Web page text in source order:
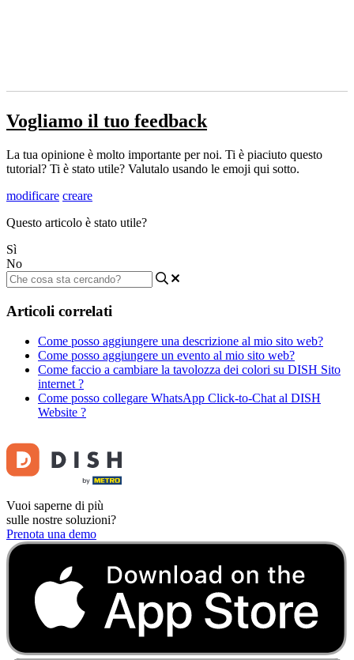
Vogliamo il tuo feedback
La tua opinione è molto importante per noi. Ti è piaciuto questo
tutorial? Ti è stato utile? Valutalo usando le emoji qui sotto.
modificare creare
Questo articolo è stato utile?
Sì
No
Articoli correlati
Come posso aggiungere una descrizione al mio sito web?
Come posso aggiungere un evento al mio sito web?
Come faccio a cambiare la tavolozza dei colori su DISH Sito
internet ?
Come posso collegare WhatsApp Click-to-Chat al DISH
Website ?
Vuoi saperne di più
sulle nostre soluzioni?
Prenota una demo